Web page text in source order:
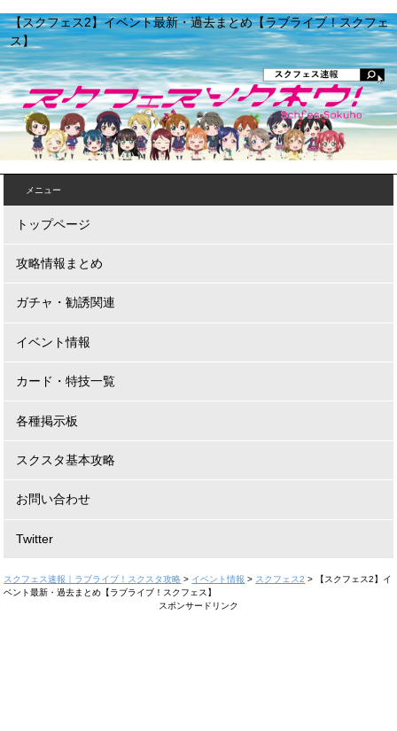
【スクフェス2】イベント最新・過去まとめ【ラブライブ！スクフェ
ス】
メニュー
トップページ
攻略情報まとめ
ガチャ・勧誘関連
イベント情報
カード・特技一覧
各種掲示板
スクスタ基本攻略
お問い合わせ
Twitter
スクフェス速報｜ラブライブ！スクスタ攻略 > イベント情報 > スクフェス2 >
【スクフェス2】イ
ベント最新・過去まとめ【ラブライブ！スクフェス】
スポンサードリンク